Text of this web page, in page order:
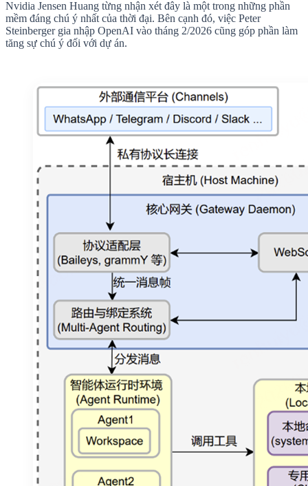
Nvidia Jensen Huang từng nhận xét đây là một trong những phần
mềm đáng chú ý nhất của thời đại. Bên cạnh đó, việc Peter
Steinberger gia nhập OpenAI vào tháng 2/2026 cũng góp phần làm
tăng sự chú ý đối với dự án.